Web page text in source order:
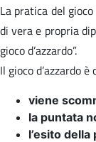
La pratica del
di vera e propria
gioco d’azzardo”.
Il gioco d’azzardo
viene
la puntata
l’esito